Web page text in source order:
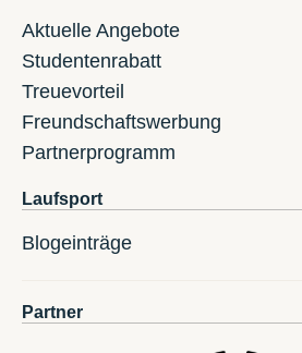
Aktuelle Angebote
Studentenrabatt
Treuevorteil
Freundschaftswerbung
Partnerprogramm
Laufsport
Blogeinträge
Partner